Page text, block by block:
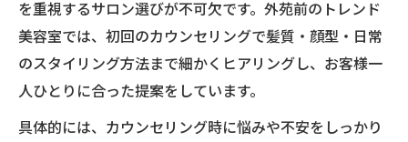
を重視するサロン選びが不可欠です。外苑前のトレンド
美容室では、初回のカウンセリングで髪質・顔型・日常
のスタイリング方法まで細かくヒアリングし、お客様一
人ひとりに合った提案をしています。
具体的には、カウンセリング時に悩みや不安をしっかり